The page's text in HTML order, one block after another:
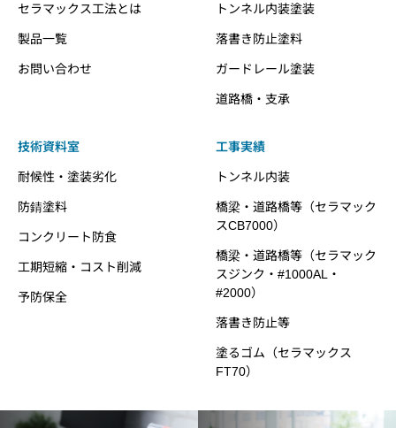
セラマックス工法とは
製品一覧
お問い合わせ
トンネル内装塗装
落書き防止塗料
ガードレール塗装
道路橋・支承
技術資料室
耐候性・塗装劣化
防錆塗料
コンクリート防食
工期短縮・コスト削減
予防保全
工事実績
トンネル内装
橋梁・道路橋等（セラマック
スCB7000）
橋梁・道路橋等（セラマック
スジンク・#1000AL・
#2000）
落書き防止等
塗るゴム（セラマックス
FT70）